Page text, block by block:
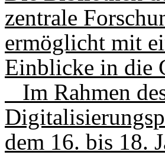
zentrale
ermöglicht mit
Einblicke in die
Im Rahmen
dem 16. bis 18.